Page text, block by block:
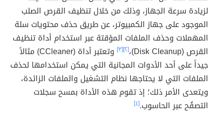
لزيادة سرعة الجهاز، وذلك من خلال تنظيف القرص الصلب
الموجود على جهاز الكمبيوتر، عن طريق حذف محتويات سلة
المهملات وحذف الملفات المؤقتة عبر استخدام أداة تنظيف
القرص (Disk Cleanup)،
[٢] [٣]
وتعتبر أداة (CCleaner) مثالاً
جيداً على أحد الأدوات المجانية التي يمكن استخدامها لحذف
الملفات التي لا يحتاجها نظام التشغيل والملفات الزائدة،
ويتعدى الأمر ذلك؛ إذ تقوم هذه الأداة بمسح سجلات
التصفُح عبر الحاسوب.[٤]